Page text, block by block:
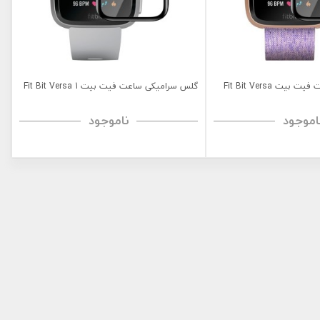
گلس سرامیکی ساعت فیت بیت Fit Bit Versa گلس سرامیکی ساعت فیت بیت Fit Bit Versa 1
ناموجود